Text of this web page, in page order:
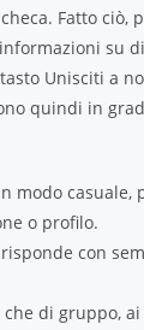
Fatto ciò,
su
Unisciti a
quindi in
modo casuale,
o profilo.
con
di gruppo,